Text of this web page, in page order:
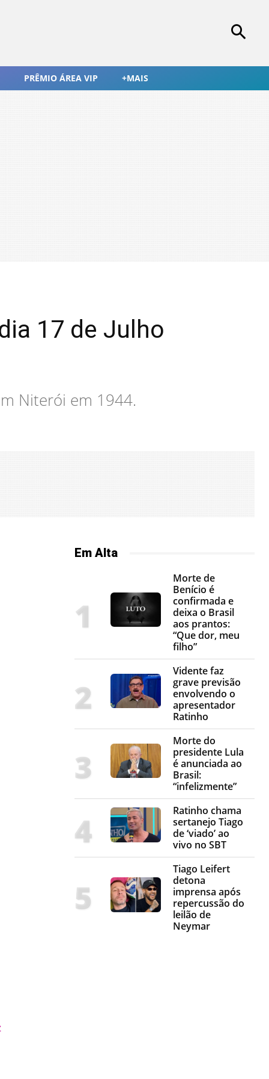
PRÊMIO ÁREA VIP +MAIS
17 de Julho
Niterói em 1944.
Em Alta
Morte de
Benício é
confirmada e
deixa o Brasil
aos prantos:
“Que dor, meu
filho”
Vidente faz
grave previsão
envolvendo o
apresentador
Ratinho
Morte do
presidente Lula
é anunciada ao
Brasil:
“infelizmente”
Ratinho chama
sertanejo Tiago
de ‘viado’ ao
vivo no SBT
Tiago Leifert
detona
imprensa após
repercussão do
leilão de
Neymar